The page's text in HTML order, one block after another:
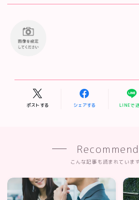
ポストする シェアする LINEで
Recommend
こんな記事も読まれていま